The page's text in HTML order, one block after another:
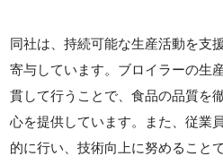
同社は、持続可能な生産活動を支
寄与しています。ブロイラーの生
貫して行うことで、食品の品質を
心を提供しています。また、従業
的に行い、技術向上に努めること